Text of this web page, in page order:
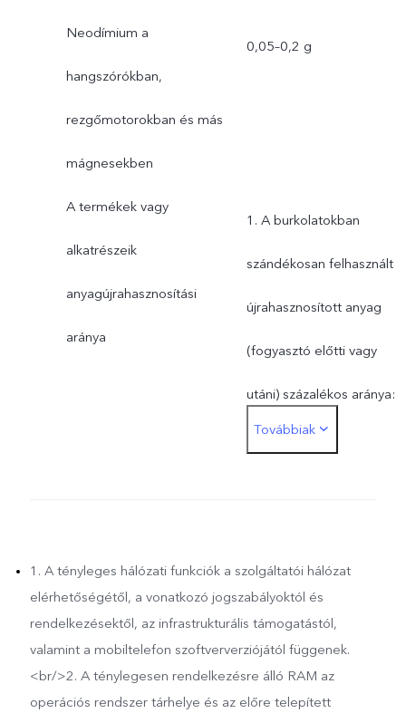
Neodímium a
hangszórókban,
rezgőmotorokban és más
mágnesekben
0,05–0,2 g
A termékek vagy
alkatrészeik
anyagújrahasznosítási
aránya
1. A burkolatokban
szándékosan felhasznált
újrahasznosított anyag
(fogyasztó előtti vagy
utáni) százalékos aránya:
14,25%
szándékosan felhasznált
(fogyasztó előtti vagy
utáni) százalékos aránya:
Továbbiak
1. A tényleges hálózati funkciók a szolgáltatói hálózat
elérhetőségétől, a vonatkozó jogszabályoktól és
rendelkezésektől, az infrastrukturális támogatástól,
valamint a mobiltelefon szoftververziójától függenek.
<br/>2. A ténylegesen rendelkezésre álló RAM az
operációs rendszer tárhelye és az előre telepített